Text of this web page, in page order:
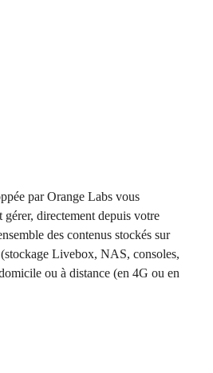
par Orange Labs vous
gérer, directement depuis votre
des contenus stockés sur
Livebox, NAS, consoles,
ou à distance (en 4G ou en